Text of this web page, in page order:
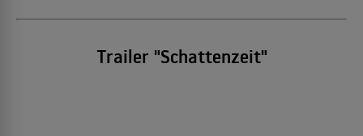
Trailer "Schattenzeit"